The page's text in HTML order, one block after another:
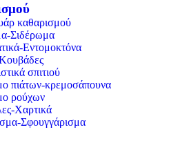
καθαρισμού
Σιδέρωμα
Εντομοκτόνα
σπιτιού
πιάτων-κρεμοσάπουνα
ρούχων
Χαρτικά
Σφουγγάρισμα